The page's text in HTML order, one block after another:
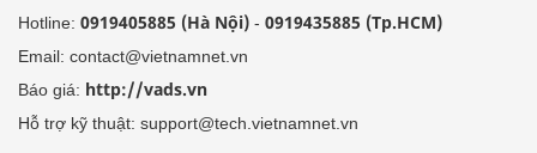
Hotline: 0919405885 (Hà Nội) - 0919435885 (Tp.HCM)
Email: contact@vietnamnet.vn
Báo giá: http://vads.vn
Hỗ trợ kỹ thuật: support@tech.vietnamnet.vn